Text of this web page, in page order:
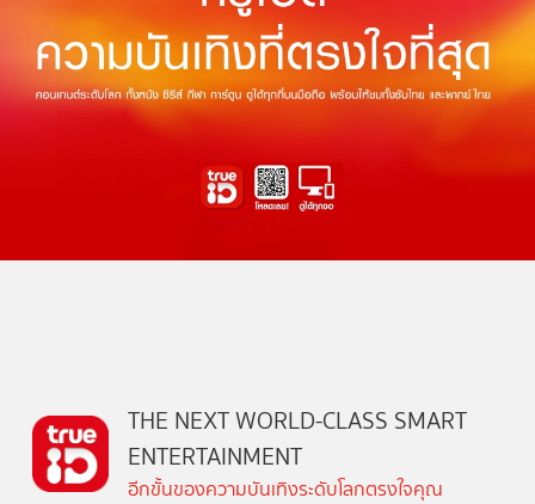
THE NEXT WORLD-CLASS SMART
ENTERTAINMENT
อีกขั้นของความบันเทิงระดับโลกตรงใจคุณ